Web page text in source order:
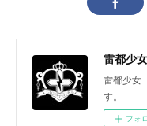
雷都少
雷都少女
す。
フォ